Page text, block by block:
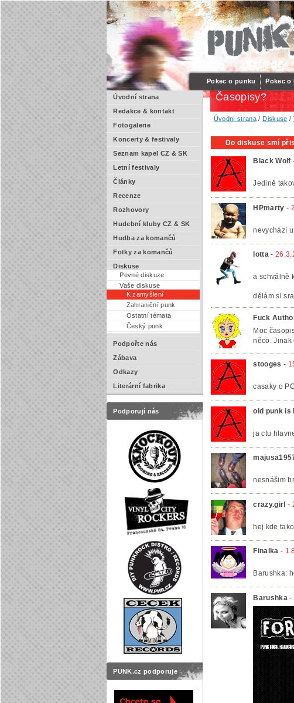
Pokec o punku Pokec o
Úvodní strana
Redakce & kontakt
Fotogalerie
Koncerty & festivaly
Seznam kapel CZ & SK
Letní festivaly
Články
Recenze
Rozhovory
Hudební kluby CZ & SK
Hudba za komančů
Fotky za komančů
Diskuse
Pevné diskuze
Vaše diskuse
K zamyšlení
Zahraniční punk
Ostatní témata
Český punk
Podpořte nás
Zábava
Odkazy
Literární fabrika
Podporují nás
PUNK.cz podporuje
Časopisy?
Úvodní strana / Diskuse /
Do diskuse smí
Black Wolf
Jedině
HPmarty -
nevychází
lotta -
a schválně
dělám si
Fuck
Moc
něco. Jinak
stooges -
casaky o
old punk is
ja ctu
nesnášim
crazy.girl -
hej kde
Finalka -
Barushka:
Barushka -